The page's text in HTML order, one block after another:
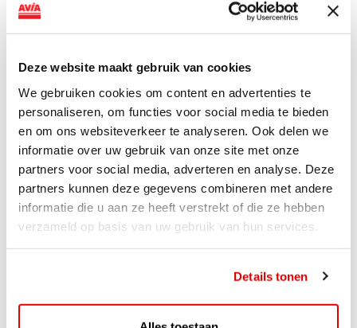
Deze website maakt gebruik van cookies
We gebruiken cookies om content en advertenties te
personaliseren, om functies voor social media te bieden
en om ons websiteverkeer te analyseren. Ook delen we
informatie over uw gebruik van onze site met onze
partners voor social media, adverteren en analyse. Deze
partners kunnen deze gegevens combineren met andere
informatie die u aan ze heeft verstrekt of die ze hebben
verzameld op basis van uw gebruik van hun services.
Details tonen
van DC-snellaadinfrastructuur AVIA VOLT en...